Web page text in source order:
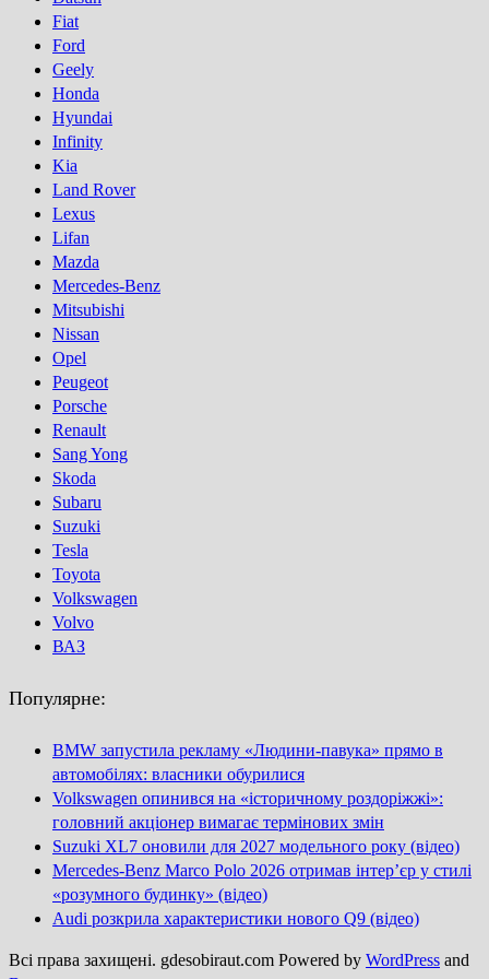
Fiat
Ford
Geely
Honda
Hyundai
Infinity
Kia
Land Rover
Lexus
Lifan
Mazda
Mercedes-Benz
Mitsubishi
Nissan
Opel
Peugeot
Porsсhe
Renault
Sang Yong
Skoda
Subaru
Suzuki
Tesla
Toyota
Volkswagen
Volvo
ВАЗ
Популярне:
BMW запустила рекламу «Людини-павука» прямо в
автомобілях: власники обурилися
Volkswagen опинився на «історичному роздоріжжі»:
головний акціонер вимагає термінових змін
Suzuki XL7 оновили для 2027 модельного року (відео)
Mercedes-Benz Marco Polo 2026 отримав інтер’єр у стилі
«розумного будинку» (відео)
Audi розкрила характеристики нового Q9 (відео)
Всі права захищені. gdesobiraut.com Powered by WordPress and